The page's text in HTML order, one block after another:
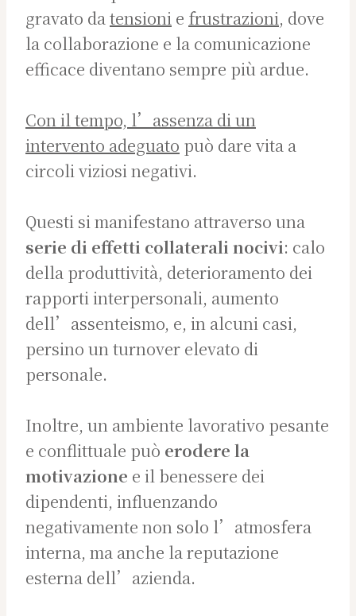
gravato datensioni e frustrazioni, dove
la collaborazione e la comunicazione
efficace diventano sempre più ardue.
Con il tempo, l’assenza di un
intervento adeguato può dare vita a
circoli viziosi negativi.
Questi si manifestano attraverso una
serie di effetti collaterali nocivi: calo
della produttività, deterioramento dei
rapporti interpersonali, aumento
dell’assenteismo, e, in alcuni casi,
persino un turnover elevato di
personale.
Inoltre, un ambiente lavorativo pesante
e conflittuale può erodere la
motivazione e il benessere dei
dipendenti, influenzando
negativamente non solo l’atmosfera
interna, ma anche la reputazione
esterna dell’azienda.